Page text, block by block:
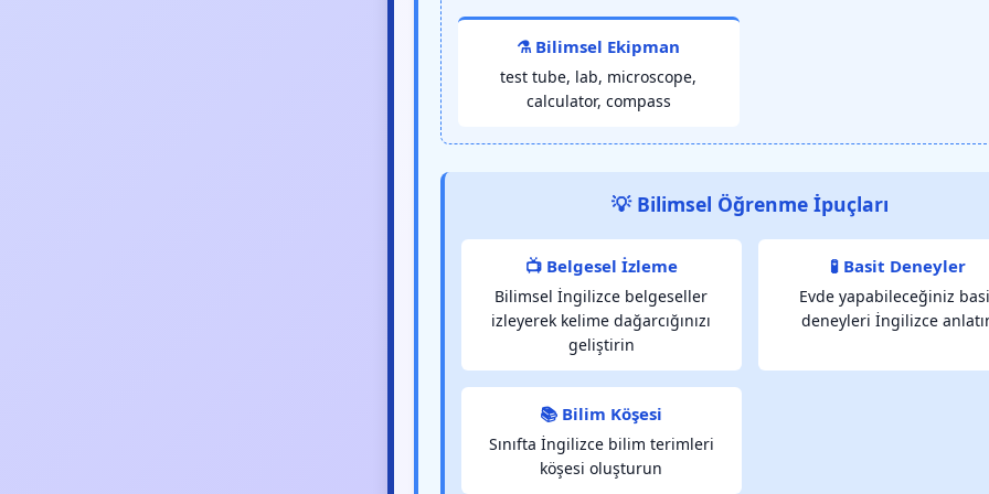
⚗️ Bilimsel Ekipman
test tube, lab, microscope,
calculator, compass
💡 Bilimsel Öğrenme İpuçları
📺 Belgesel İzleme
Bilimsel İngilizce belgeseller
izleyerek kelime dağarcığınızı
geliştirin
🧪 Basit Deneyler
Evde yapabileceğiniz
deneyleri İngilizce
📚 Bilim Köşesi
Sınıfta İngilizce bilim terimleri
köşesi oluşturun